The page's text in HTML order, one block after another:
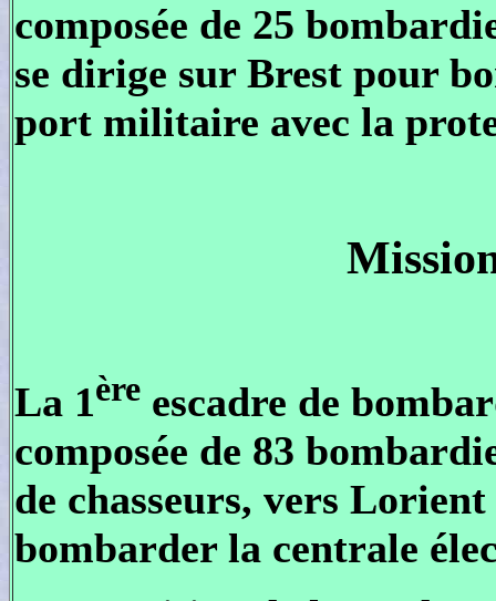
composée de 25
se dirige sur Brest pour
port militaire avec la
La 1ère escadre de
composée de 83
de chasseurs, vers
bombarder la centrale